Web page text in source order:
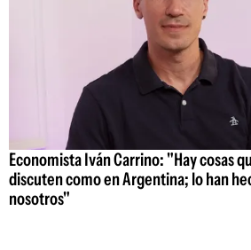
Economista Iván Carrino: "Hay cosas
discuten como en Argentina; lo han
nosotros"